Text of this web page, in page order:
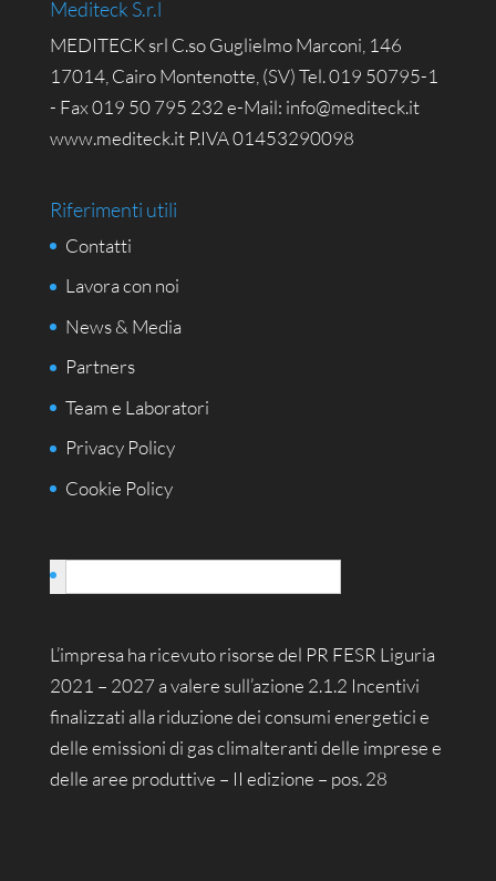
Mediteck S.r.l
MEDITECK srl C.so Guglielmo Marconi, 146
17014, Cairo Montenotte, (SV) Tel. 019 50795-1
- Fax 019 50 795 232 e-Mail: info@mediteck.it
www.mediteck.it P.IVA 01453290098
Riferimenti utili
Contatti
Lavora con noi
News & Media
Partners
Team e Laboratori
Privacy Policy
Cookie Policy
L’impresa ha ricevuto risorse del PR FESR Liguria
2021 – 2027 a valere sull’azione 2.1.2 Incentivi
finalizzati alla riduzione dei consumi energetici e
delle emissioni di gas climalteranti delle imprese e
delle aree produttive – II edizione – pos. 28